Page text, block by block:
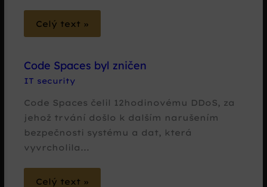
Celý text »
Code Spaces byl zničen
IT security
Code Spaces čelil 12hodinovému DDoS, za
jehož trvání došlo k dalším narušením
bezpečnosti systému a dat, která
vyvrcholila...
Celý text »